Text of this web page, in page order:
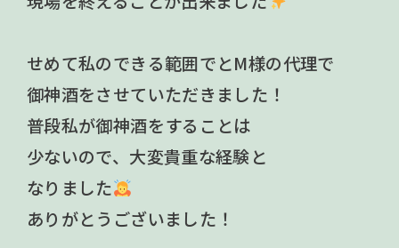
せめて私のできる範囲でとM様の代理で
御神酒をさせていただきました！
普段私が御神酒をすることは
少ないので、大変貴重な経験と
なりました
ありがとうございました！